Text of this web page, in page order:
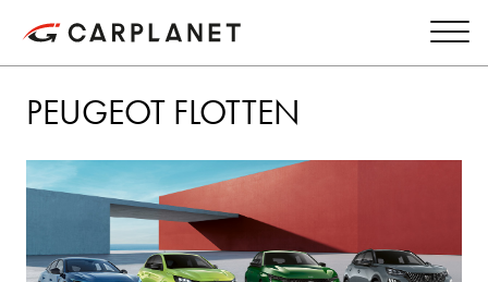
PEUGEOT FLOTTEN